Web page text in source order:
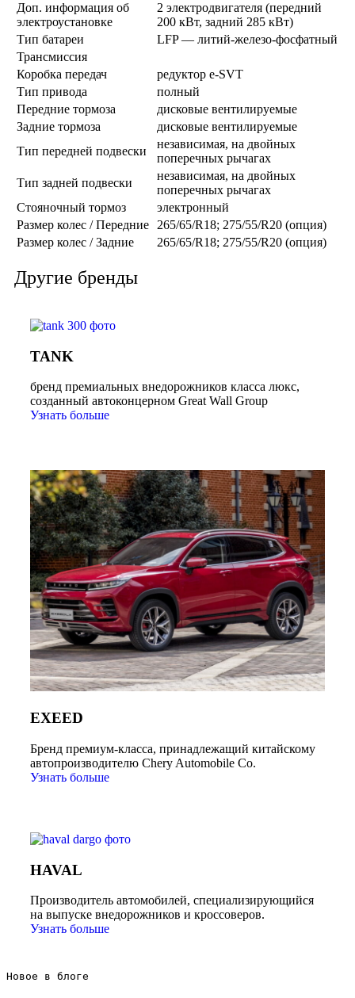
Доп. информация об
электроустановке
2 электродвигателя (передний
200 кВт, задний 285 кВт)
Тип батареи
LFP — литий-железо-фосфатный
Трансмиссия
Коробка передач
редуктор e-SVT
Тип привода
полный
Передние тормоза
дисковые вентилируемые
Задние тормоза
дисковые вентилируемые
Тип передней подвески
независимая, на двойных
поперечных рычагах
Тип задней подвески
независимая, на двойных
поперечных рычагах
Стояночный тормоз
электронный
Размер колес / Передние
265/65/R18; 275/55/R20 (опция)
Размер колес / Задние
265/65/R18; 275/55/R20 (опция)
Другие бренды
TANK
бренд премиальных внедорожников класса люкс,
созданный автоконцерном Great Wall Group
Узнать больше
EXEED
Бренд премиум-класса, принадлежащий китайскому
автопроизводителю Chery Automobile Co.
Узнать больше
HAVAL
Производитель автомобилей, специализирующийся
на выпуске внедорожников и кроссоверов.
Узнать больше
Новое в блоге